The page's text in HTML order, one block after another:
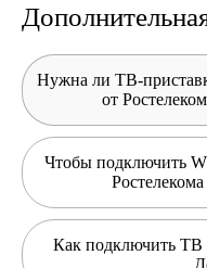
Нужна ли ТВ-
от
Чтобы подключить
Как подключить ТВ